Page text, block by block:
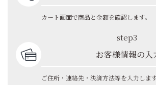
カート画面で商品と金額を確認します。
step3
お客様情報の入
ご住所・連絡先・決済方法等を入力します